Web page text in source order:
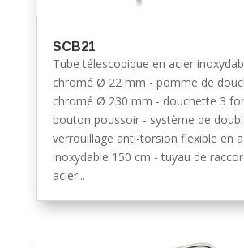
SCB21
Tube télescopique en acier
chromé Ø 22 mm - pomme de
chromé Ø 230 mm - douchette 3
bouton poussoir - système de
verrouillage anti-torsion flexible en
inoxydable 150 cm - tuyau de
acier...